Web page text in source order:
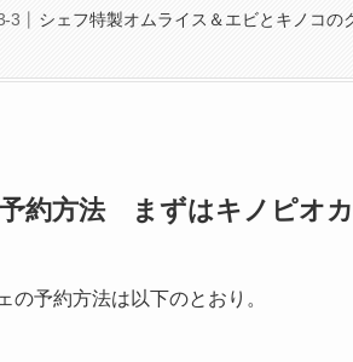
シェフ特製オムライス＆エビとキノコの
約方法 まずはキノピオ
の予約方法は以下のとおり。